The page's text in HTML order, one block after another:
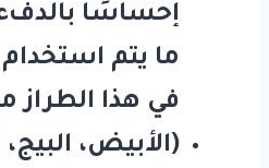
إحساسًا بالدفء
ما يتم استخدام
في هذا الطراز
(الأبيض،